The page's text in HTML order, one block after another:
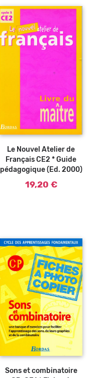
Le Nouvel Atelier de
Français CE2 * Guide
pédagogique (Ed. 2000)
19,20 €
Ajouter au
Sons et combinatoire